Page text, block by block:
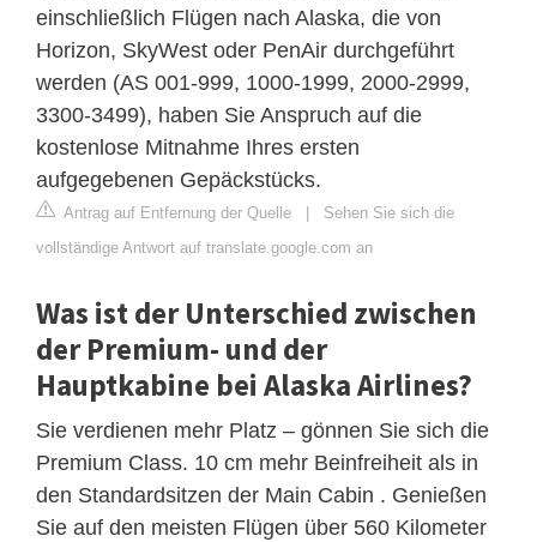
einschließlich Flügen nach Alaska, die von
Horizon, SkyWest oder PenAir durchgeführt
werden (AS 001-999, 1000-1999, 2000-2999,
3300-3499), haben Sie Anspruch auf die
kostenlose Mitnahme Ihres ersten
aufgegebenen Gepäckstücks.
Antrag auf Entfernung der Quelle
Sehen Sie sich die
vollständige Antwort auf translate.google.com an
Was ist der Unterschied zwischen
der Premium- und der
Hauptkabine bei Alaska Airlines?
Sie verdienen mehr Platz – gönnen Sie sich die
Premium Class. 10 cm mehr Beinfreiheit als in
den Standardsitzen der Main Cabin . Genießen
Sie auf den meisten Flügen über 560 Kilometer